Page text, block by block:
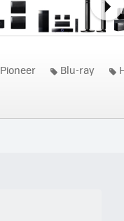
Pioneer Blu-ray